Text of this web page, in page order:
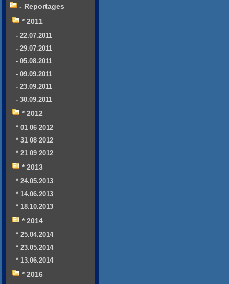
- Reportages
* 2011
- 22.07.2011
- 29.07.2011
- 05.08.2011
- 09.09.2011
- 23.09.2011
- 30.09.2011
* 2012
* 01 06 2012
* 31 08 2012
* 21 09 2012
* 2013
* 24.05.2013
* 14.06.2013
* 18.10.2013
* 2014
* 25.04.2014
* 23.05.2014
* 13.06.2014
* 2016